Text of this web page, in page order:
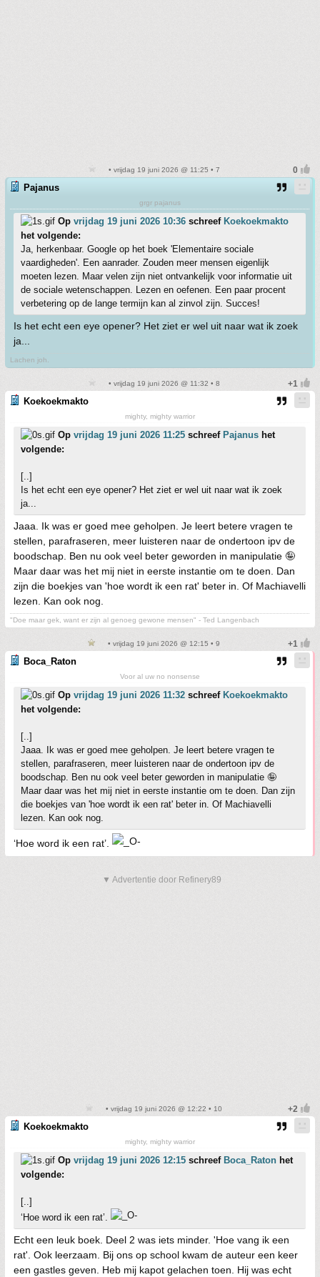
• vrijdag 19 juni 2026 @ 11:25 • 7
Pajanus
grgr pajanus
Op vrijdag 19 juni 2026 10:36 schreef Koekoekmakto
het volgende:
Ja, herkenbaar. Google op het boek 'Elementaire sociale
vaardigheden'. Een aanrader. Zouden meer mensen eigenlijk
moeten lezen. Maar velen zijn niet ontvankelijk voor informatie uit
de sociale wetenschappen. Lezen en oefenen. Een paar procent
verbetering op de lange termijn kan al zinvol zijn. Succes!
Is het echt een eye opener? Het ziet er wel uit naar wat ik zoek
ja...
Lachen joh.
• vrijdag 19 juni 2026 @ 11:32 • 8
Koekoekmakto
mighty, mighty warrior
Op vrijdag 19 juni 2026 11:25 schreef Pajanus het
volgende:
[..]
Is het echt een eye opener? Het ziet er wel uit naar wat ik zoek
ja...
Jaaa. Ik was er goed mee geholpen. Je leert betere vragen te
stellen, parafraseren, meer luisteren naar de ondertoon ipv de
boodschap. Ben nu ook veel beter geworden in manipulatie 🤪
Maar daar was het mij niet in eerste instantie om te doen. Dan
zijn die boekjes van 'hoe wordt ik een rat' beter in. Of Machiavelli
lezen. Kan ook nog.
"Doe maar gek, want er zijn al genoeg gewone mensen" - Ted Langenbach
• vrijdag 19 juni 2026 @ 12:15 • 9
Boca_Raton
Voor al uw no nonsense
Op vrijdag 19 juni 2026 11:32 schreef Koekoekmakto
het volgende:
[..]
Jaaa. Ik was er goed mee geholpen. Je leert betere vragen te
stellen, parafraseren, meer luisteren naar de ondertoon ipv de
boodschap. Ben nu ook veel beter geworden in manipulatie 🤪
Maar daar was het mij niet in eerste instantie om te doen. Dan zijn
die boekjes van 'hoe wordt ik een rat' beter in. Of Machiavelli
lezen. Kan ook nog.
‘Hoe word ik een rat’.
▼ Advertentie door Refinery89
• vrijdag 19 juni 2026 @ 12:22 • 10
Koekoekmakto
mighty, mighty warrior
Op vrijdag 19 juni 2026 12:15 schreef Boca_Raton het
volgende:
[..]
‘Hoe word ik een rat’.
Echt een leuk boek. Deel 2 was iets minder. 'Hoe vang ik een
rat'. Ook leerzaam. Bij ons op school kwam de auteur een keer
een gastles geven. Heb mij kapot gelachen toen. Hij was echt